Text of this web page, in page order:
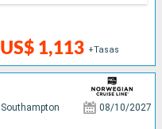
US$ 1,113 +Tasas
Southampton 08/10/2027